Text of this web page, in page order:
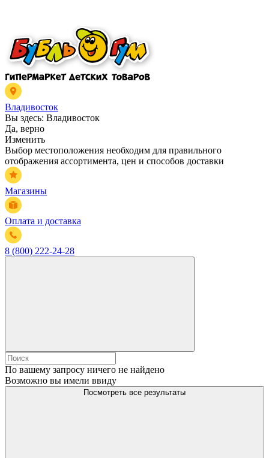
Владивосток
Вы здесь: Владивосток
Да, верно
Изменить
Выбор местоположения необходим для правильного
отображения ассортимента, цен и способов доставки
Магазины
Оплата и доставка
8 (800) 222-24-28
По вашему запросу ничего не найдено
Возможно вы имели ввиду
Посмотреть все результаты